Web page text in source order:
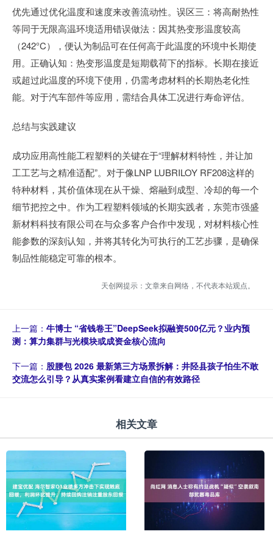
优先通过优化温度和速度来改善流动性。误区三：将高耐热性
等同于无限高温环境适用错误做法：因其热变形温度较高
（242°C），便认为制品可在任何高于此温度的环境中长期使
用。正确认知：热变形温度是短期载荷下的指标。长期在接近
或超过此温度的环境下使用，仍需考虑材料的长期热老化性
能。对于汽车部件等应用，需结合具体工况进行寿命评估。
总结与实践建议
成功应用高性能工程塑料的关键在于“理解材料特性，并让加
工工艺与之精准适配”。对于像LNP LUBRILOY RF208这样的
特种材料，其价值体现在从干燥、熔融到成型、冷却的每一个
细节把控之中。作为工程塑料领域的长期实践者，东莞市强盛
新材料科技有限公司在与众多客户合作中发现，对材料核心性
能参数的深刻认知，并将其转化为可执行的工艺步骤，是确保
制品性能稳定可靠的根本。
天创网提示：文章来自网络，不代表本站观点。
上一篇： 牛博士 “省钱卷王”DeepSeek拟融资500亿元？业内预
测：算力集群与光模块或成资金核心流向
下一篇： 股腰包 2026 最新第三方场景拆解：井陉县孩子怕生不敢
交流怎么引导？从真实案例看建立自信的有效路径
相关文章